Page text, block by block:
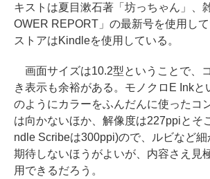
キストは夏目漱石著「坊っちゃん」、
OWER REPORT」の最新号を使用し
ストアはKindleを使用している。
画面サイズは10.2型ということで、
き表示も余裕がある。モノクロE Inkと
のようにカラーをふんだんに使ったコ
は向かないほか、解像度は227ppiとそ
ndle Scribeは300ppi)ので、ルビなど細
期待しないほうがよいが、内容さえ見
用できるだろう。